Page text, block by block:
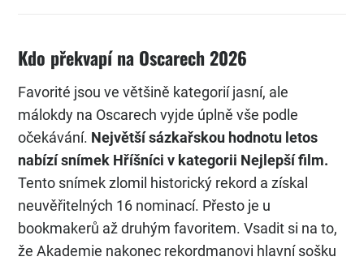
Kdo překvapí na Oscarech 2026
Favorité jsou ve většině kategorií jasní, ale
málokdy na Oscarech vyjde úplně vše podle
očekávání. Největší sázkařskou hodnotu letos
nabízí snímek Hříšníci v kategorii Nejlepší film.
Tento snímek zlomil historický rekord a získal
neuvěřitelných 16 nominací. Přesto je u
bookmakerů až druhým favoritem. Vsadit si na to,
že Akademie nakonec rekordmanovi hlavní sošku